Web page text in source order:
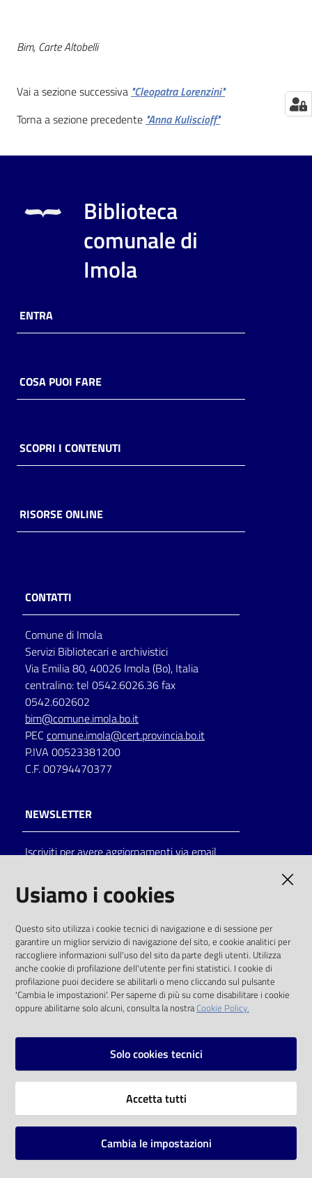
Chiedi al
bibliotecario
Avvisi
Orari
Bim, Carte Altobelli
Vai a sezione successiva "Cleopatra Lorenzini"
Torna a sezione precedente "Anna Kuliscioff"
Biblioteca
comunale di
Imola
ENTRA
COSA PUOI FARE
SCOPRI I CONTENUTI
RISORSE ONLINE
CONTATTI
Comune di Imola
Servizi Bibliotecari e archivistici
Via Emilia 80, 40026 Imola (Bo), Italia
centralino: tel 0542.6026.36 fax
0542.602602
bim@comune.imola.bo.it
PEC comune.imola@cert.provincia.bo.it
P.IVA 00523381200
C.F. 00794470377
NEWSLETTER
Iscriviti per avere aggiornamenti via email
solo alle condizioni previste dalla direttiva
comunitaria 2003/98/CE e dal d.lgs. 36/2006
SOCIAL
Instagram
Vai alla pagina
Mappa del sito
Usiamo i cookies
Questo sito utilizza i cookie tecnici di navigazione e di sessione per
garantire un miglior servizio di navigazione del sito, e cookie analitici per
raccogliere informazioni sull'uso del sito da parte degli utenti. Utilizza
anche cookie di profilazione dell'utente per fini statistici. I cookie di
profilazione puoi decidere se abilitarli o meno cliccando sul pulsante
'Cambia le impostazioni'. Per saperne di più su come disabilitare i cookie
oppure abilitarne solo alcuni, consulta la nostraCookie Policy.
Solo cookies tecnici
Accetta tutti
Cambia le impostazioni